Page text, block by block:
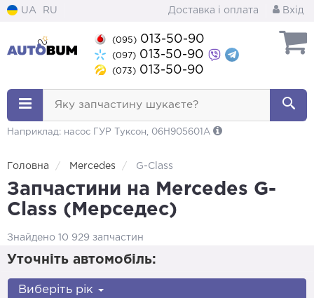
UA RU Доставка і оплата Вхід
(095) 013-50-90
(097) 013-50-90
(073) 013-50-90
Яку запчастину шукаєте?
Наприклад: насос ГУР Туксон, 06H905601A
Головна Mercedes G-Class
Запчастини на Mercedes G-
Class (Мерседес)
Знайдено 10 929 запчастин
Уточніть автомобіль:
Виберіть рік